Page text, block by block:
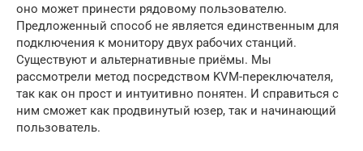
оно может принести рядовому пользователю.
Предложенный способ не является единственным для
подключения к монитору двух рабочих станций.
Существуют и альтернативные приёмы. Мы
рассмотрели метод посредством KVM-переключателя,
так как он прост и интуитивно понятен. И справиться с
ним сможет как продвинутый юзер, так и начинающий
пользователь.